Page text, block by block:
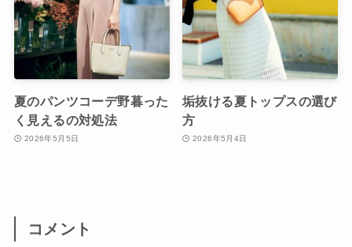
夏のパンツコーデ野暮った
く見えるの対処法
2026年5月5日
垢抜ける夏トップスの選び
方
2026年5月4日
コメント